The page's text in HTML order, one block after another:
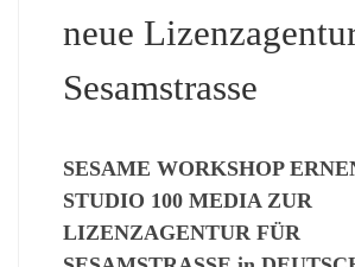
neue
Sesamstrasse
SESAME WORKSHOP
STUDIO 100 MEDIA ZUR
LIZENZAGENTUR FÜR